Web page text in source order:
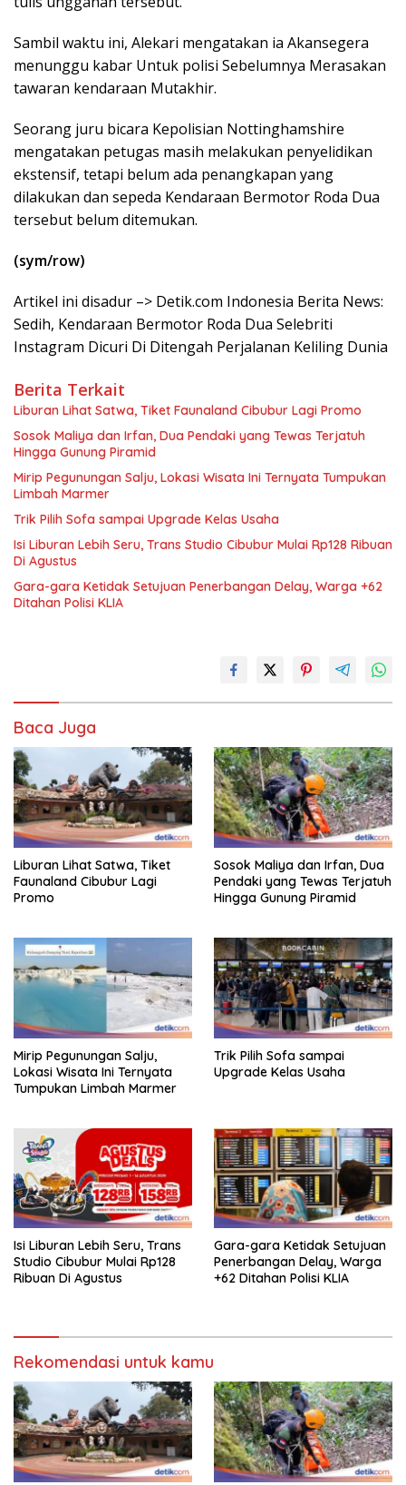
Sambil waktu ini, Alekari mengatakan ia Akansegera
menunggu kabar Untuk polisi Sebelumnya Merasakan
tawaran kendaraan Mutakhir.
Seorang juru bicara Kepolisian Nottinghamshire
mengatakan petugas masih melakukan penyelidikan
ekstensif, tetapi belum ada penangkapan yang
dilakukan dan sepeda Kendaraan Bermotor Roda Dua
tersebut belum ditemukan.
(sym/row)
Artikel ini disadur –> Detik.com Indonesia Berita News:
Sedih, Kendaraan Bermotor Roda Dua Selebriti
Instagram Dicuri Di Ditengah Perjalanan Keliling Dunia
Berita Terkait
Liburan Lihat Satwa, Tiket Faunaland Cibubur Lagi Promo
Sosok Maliya dan Irfan, Dua Pendaki yang Tewas Terjatuh
Hingga Gunung Piramid
Mirip Pegunungan Salju, Lokasi Wisata Ini Ternyata Tumpukan
Limbah Marmer
Trik Pilih Sofa sampai Upgrade Kelas Usaha
Isi Liburan Lebih Seru, Trans Studio Cibubur Mulai Rp128 Ribuan
Di Agustus
Gara-gara Ketidak Setujuan Penerbangan Delay, Warga +62
Ditahan Polisi KLIA
Baca Juga
Liburan Lihat Satwa, Tiket
Faunaland Cibubur Lagi
Promo
Sosok Maliya dan Irfan, Dua
Pendaki yang Tewas Terjatuh
Hingga Gunung Piramid
Mirip Pegunungan Salju,
Lokasi Wisata Ini Ternyata
Tumpukan Limbah Marmer
Trik Pilih Sofa sampai
Upgrade Kelas Usaha
Isi Liburan Lebih Seru, Trans
Studio Cibubur Mulai Rp128
Ribuan Di Agustus
Gara-gara Ketidak Setujuan
Penerbangan Delay, Warga
+62 Ditahan Polisi KLIA
Rekomendasi untuk kamu